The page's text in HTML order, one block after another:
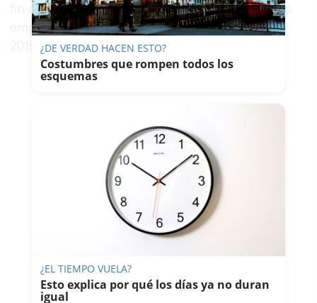
fin a las movilizaciones, quedaba recogido que la
empresa no acometería ningún ERE antes de
2019, cuando expira la concesión.
¿DE VERDAD HACEN ESTO?
Costumbres que rompen todos los
esquemas
¿EL TIEMPO VUELA?
Esto explica por qué los días ya no duran
igual